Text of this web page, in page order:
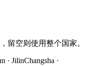
留空则使用整个国家。
· JilinChangsha ·